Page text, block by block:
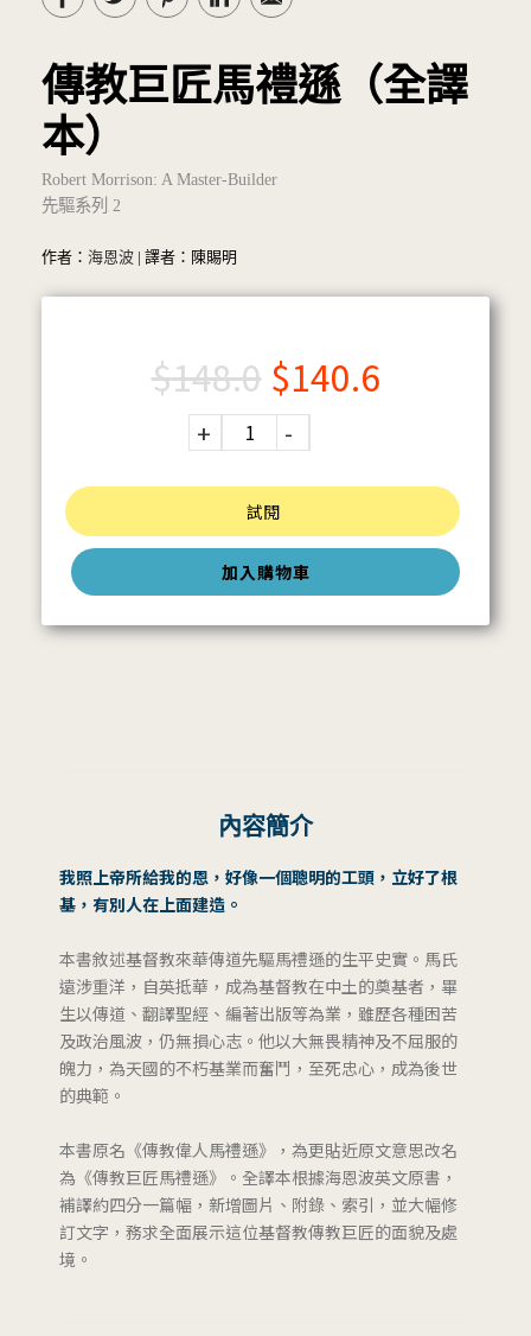
傳教巨匠馬禮遜（全譯
本）
Robert Morrison: A Master-Builder
先驅系列 2
作者： 海恩波 | 譯者：陳賜明
加入購物車
試閱
$148.0 $140.6
內容簡介
我照上帝所給我的恩，好像一個聰明的工頭，立好了根
基，有別人在上面建造。
本書敘述基督教來華傳道先驅馬禮遜的生平史實。馬氏
遠涉重洋，自英抵華，成為基督教在中土的奠基者，畢
生以傳道、翻譯聖經、編著出版等為業，雖歷各種困苦
及政治風波，仍無損心志。他以大無畏精神及不屈服的
魄力，為天國的不朽基業而奮鬥，至死忠心，成為後世
的典範。
本書原名《傳教偉人馬禮遜》，為更貼近原文意思改名
為《傳教巨匠馬禮遜》。全譯本根據海恩波英文原書，
補譯約四分一篇幅，新增圖片、附錄、索引，並大幅修
訂文字，務求全面展示這位基督教傳教巨匠的面貌及處
境。